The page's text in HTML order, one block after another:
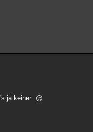
ja keiner.